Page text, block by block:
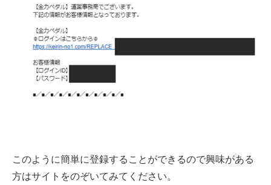
このように簡単に登録することができるので興味がある
方はサイトをのぞいてみてください。